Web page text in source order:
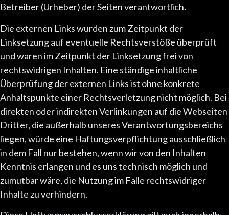
Betreiber (Urheber) der Seiten verantwortlich.
Die externen Links wurden zum Zeitpunkt der
Linksetzung auf eventuelle Rechtsverstöße überprüft
und waren im Zeitpunkt der Linksetzung frei von
rechtswidrigen Inhalten. Eine ständige inhaltliche
Überprüfung der externen Links ist ohne konkrete
Anhaltspunkte einer Rechtsverletzung nicht möglich. Bei
direkten oder indirekten Verlinkungen auf die Webseiten
Dritter, die außerhalb unseres Verantwortungsbereichs
liegen, würde eine Haftungsverpflichtung ausschließlich
in dem Fall nur bestehen, wenn wir von den Inhalten
Kenntnis erlangen und es uns technisch möglich und
zumutbar wäre, die Nutzung im Falle rechtswidriger
Inhalte zu verhindern.